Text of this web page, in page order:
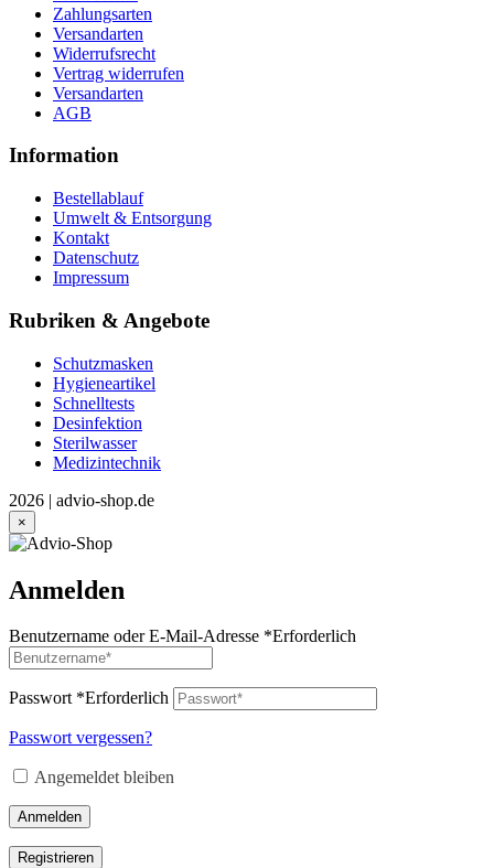
Zahlungsarten
Versandarten
Widerrufsrecht
Vertrag widerrufen
Versandarten
AGB
Information
Bestellablauf
Umwelt & Entsorgung
Kontakt
Datenschutz
Impressum
Rubriken & Angebote
Schutzmasken
Hygieneartikel
Schnelltests
Desinfektion
Sterilwasser
Medizintechnik
2026 | advio-shop.de
×
Anmelden
Benutzername oder E-Mail-Adresse *Erforderlich
Passwort *Erforderlich
Passwort vergessen?
Angemeldet bleiben
Anmelden
Registrieren